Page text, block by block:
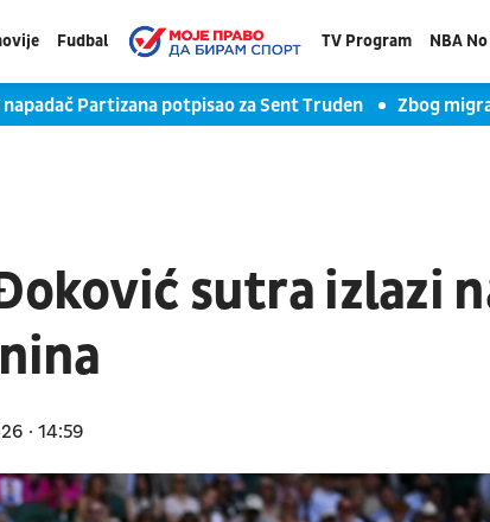
Fudbal TV Program NBA
Partizana potpisao za Sent Truden Zbog
sutra izlazi
14:59